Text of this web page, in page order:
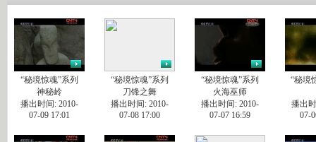
“秘境惊魂”系列
神秘岭
播出时间: 2010-
07-09 17:01
“秘境惊魂”系列
刀锋之舞
播出时间: 2010-
07-08 17:00
“秘境惊魂”系列
火海巫师
播出时间: 2010-
07-07 16:59
“秘境
播出
07-